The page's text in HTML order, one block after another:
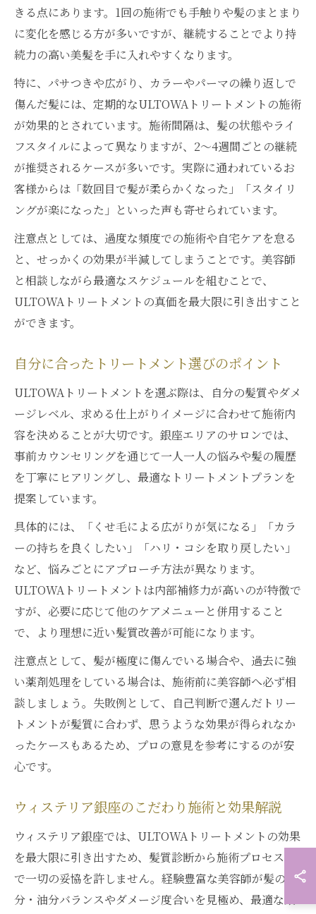
きる点にあります。1回の施術でも手触りや髪のまとまり
に変化を感じる方が多いですが、継続することでより持
続力の高い美髪を手に入れやすくなります。
特に、パサつきや広がり、カラーやパーマの繰り返しで
傷んだ髪には、定期的なULTOWAトリートメントの施術
が効果的とされています。施術間隔は、髪の状態やライ
フスタイルによって異なりますが、2～4週間ごとの継続
が推奨されるケースが多いです。実際に通われているお
客様からは「数回目で髪が柔らかくなった」「スタイリ
ングが楽になった」といった声も寄せられています。
注意点としては、過度な頻度での施術や自宅ケアを怠る
と、せっかくの効果が半減してしまうことです。美容師
と相談しながら最適なスケジュールを組むことで、
ULTOWAトリートメントの真価を最大限に引き出すこと
ができます。
自分に合ったトリートメント選びのポイント
ULTOWAトリートメントを選ぶ際は、自分の髪質やダメ
ージレベル、求める仕上がりイメージに合わせて施術内
容を決めることが大切です。銀座エリアのサロンでは、
事前カウンセリングを通じて一人一人の悩みや髪の履歴
を丁寧にヒアリングし、最適なトリートメントプランを
提案しています。
具体的には、「くせ毛による広がりが気になる」「カラ
ーの持ちを良くしたい」「ハリ・コシを取り戻したい」
など、悩みごとにアプローチ方法が異なります。
ULTOWAトリートメントは内部補修力が高いのが特徴で
すが、必要に応じて他のケアメニューと併用すること
で、より理想に近い髪質改善が可能になります。
注意点として、髪が極度に傷んでいる場合や、過去に強
い薬剤処理をしている場合は、施術前に美容師へ必ず相
談しましょう。失敗例として、自己判断で選んだトリー
トメントが髪質に合わず、思うような効果が得られなか
ったケースもあるため、プロの意見を参考にするのが安
心です。
ウィステリア銀座のこだわり施術と効果解説
ウィステリア銀座では、ULTOWAトリートメントの効果
を最大限に引き出すため、髪質診断から施術プロセスま
で一切の妥協を許しません。経験豊富な美容師が髪の水
分・油分バランスやダメージ度合いを見極め、最適な薬